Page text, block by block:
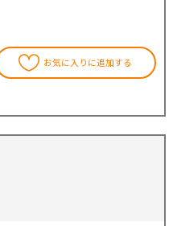
お気に入りに追加する